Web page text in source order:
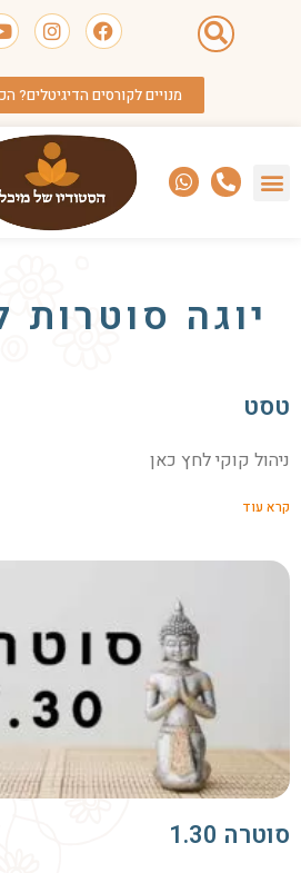
מנויים לקורסים הדיגיטלים?
יוגה סוטרות
טסט
ניהול קוקי לחץ כאן
קרא עוד
סוטרה 1.30